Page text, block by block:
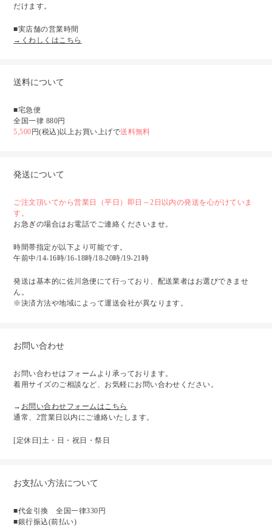
だけます。
■実店舗の営業時間
→くわしくはこちら
送料について
■宅急便
全国一律 880円
5,500 円(税込)以上お買い上げで送料無料
発送について
ご注文頂いてから営業日（平日）即日～2日以内の発送を心がけていま
す。
お急ぎの場合はお電話でご連絡くださいませ。
時間帯指定が以下より可能です。
午前中/14-16時/16-18時/18-20時/19-21時
発送は基本的に佐川急便にて行っており、配送業者はお選びできませ
ん。
※決済方法や地域によって運送会社が異なります。
お問い合わせ
お問い合わせはフォームより承っております。
着用サイズのご相談など、お気軽にお問い合わせください。
→ お問い合わせフォームはこちら
通常、2営業日以内にご連絡いたします。
[定休日]土・日・祝日・祭日
お支払い方法について
■代金引換 全国一律330円
■銀行振込(前払い)